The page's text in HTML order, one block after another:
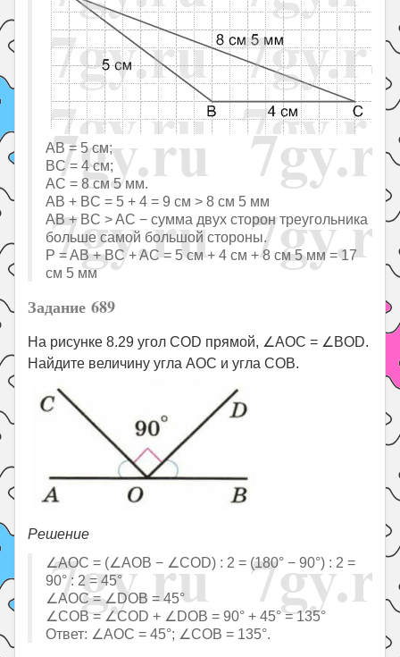
AB = 5 см;
BC = 4 см;
AС = 8 см 5 мм.
AB + BC = 5 + 4 = 9 см > 8 см 5 мм
AB + BC > AС − сумма двух сторон треугольника
больше самой большой стороны.
P = AB + BC + AC = 5 см + 4 см + 8 см 5 мм = 17
см 5 мм
Задание 689
На рисунке 8.29 угол COD прямой, ∠AOC = ∠BOD.
Найдите величину угла AOC и угла COB.
Решение
∠AOC = (∠AOB − ∠COD) : 2 = (180° − 90°) : 2 =
90° : 2 = 45°
∠AOC = ∠DOB = 45°
∠COB = ∠COD + ∠DOB = 90° + 45° = 135°
Ответ: ∠AOC = 45°; ∠COB = 135°.